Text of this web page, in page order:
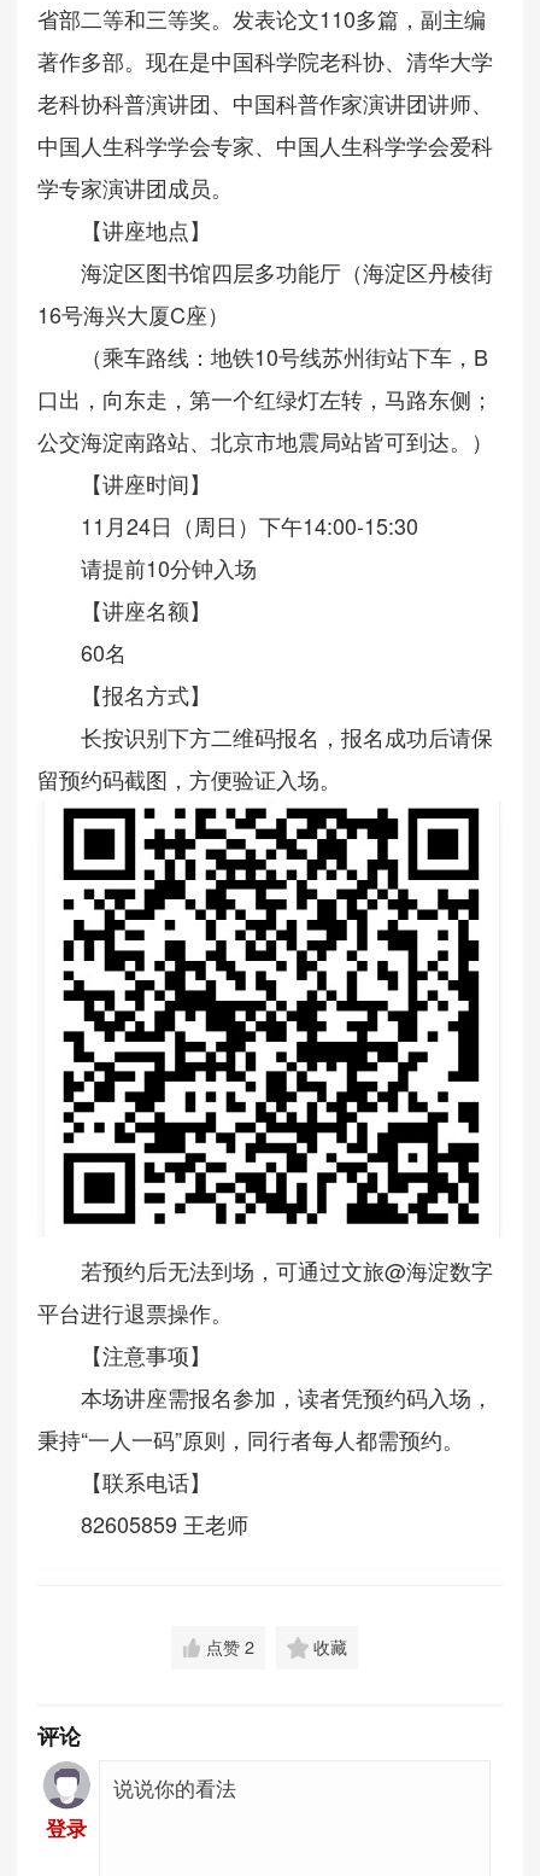
省部二等和三等奖。发表论文110多篇，副主编
著作多部。现在是中国科学院老科协、清华大学
老科协科普演讲团、中国科普作家演讲团讲师、
中国人生科学学会专家、中国人生科学学会爱科
学专家演讲团成员。
【讲座地点】
海淀区图书馆四层多功能厅（海淀区丹棱街
16号海兴大厦C座）
（乘车路线：地铁10号线苏州街站下车，B
口出，向东走，第一个红绿灯左转，马路东侧；
公交海淀南路站、北京市地震局站皆可到达。）
【讲座时间】
11月24日（周日）下午14:00-15:30
请提前10分钟入场
【讲座名额】
60名
【报名方式】
长按识别下方二维码报名，报名成功后请保
留预约码截图，方便验证入场。
若预约后无法到场，可通过文旅@海淀数字
平台进行退票操作。
【注意事项】
本场讲座需报名参加，读者凭预约码入场，
秉持“一人一码”原则，同行者每人都需预约。
【联系电话】
82605859 王老师
点赞 2 收藏
评论
登录